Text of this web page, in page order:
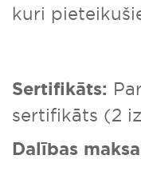
kuri
Sertifikāts:
sertifikāts (2
Dalības